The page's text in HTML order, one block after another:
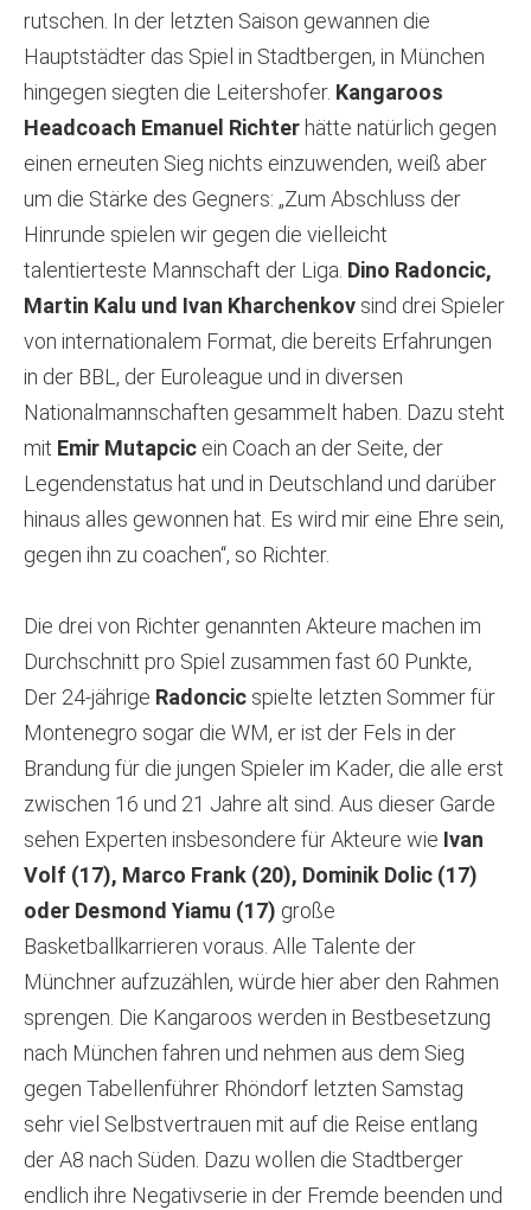
rutschen. In der letzten Saison gewannen die
Hauptstädter das Spiel in Stadtbergen, in München
hingegen siegten die Leitershofer. Kangaroos
Headcoach Emanuel Richter hätte natürlich gegen
einen erneuten Sieg nichts einzuwenden, weiß aber
um die Stärke des Gegners: „Zum Abschluss der
Hinrunde spielen wir gegen die vielleicht
talentierteste Mannschaft der Liga. Dino Radoncic,
Martin Kalu und Ivan Kharchenkov sind drei Spieler
von internationalem Format, die bereits Erfahrungen
in der BBL, der Euroleague und in diversen
Nationalmannschaften gesammelt haben. Dazu steht
mit Emir Mutapcic ein Coach an der Seite, der
Legendenstatus hat und in Deutschland und darüber
hinaus alles gewonnen hat. Es wird mir eine Ehre sein,
gegen ihn zu coachen“, so Richter.
Die drei von Richter genannten Akteure machen im
Durchschnitt pro Spiel zusammen fast 60 Punkte,
Der 24-jährige Radoncic spielte letzten Sommer für
Montenegro sogar die WM, er ist der Fels in der
Brandung für die jungen Spieler im Kader, die alle erst
zwischen 16 und 21 Jahre alt sind. Aus dieser Garde
sehen Experten insbesondere für Akteure wie Ivan
Volf (17), Marco Frank (20), Dominik Dolic (17)
oder Desmond Yiamu (17) große
Basketballkarrieren voraus. Alle Talente der
Münchner aufzuzählen, würde hier aber den Rahmen
sprengen. Die Kangaroos werden in Bestbesetzung
nach München fahren und nehmen aus dem Sieg
gegen Tabellenführer Rhöndorf letzten Samstag
sehr viel Selbstvertrauen mit auf die Reise entlang
der A8 nach Süden. Dazu wollen die Stadtberger
endlich ihre Negativserie in der Fremde beenden und